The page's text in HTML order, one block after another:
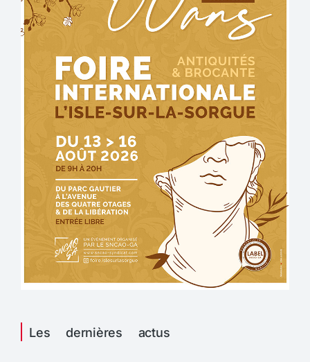
Les dernières actus